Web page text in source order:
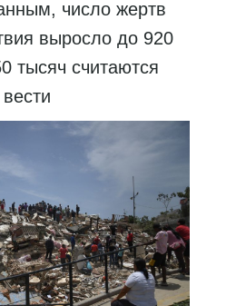
число жертв
выросло до 920
тысяч считаются